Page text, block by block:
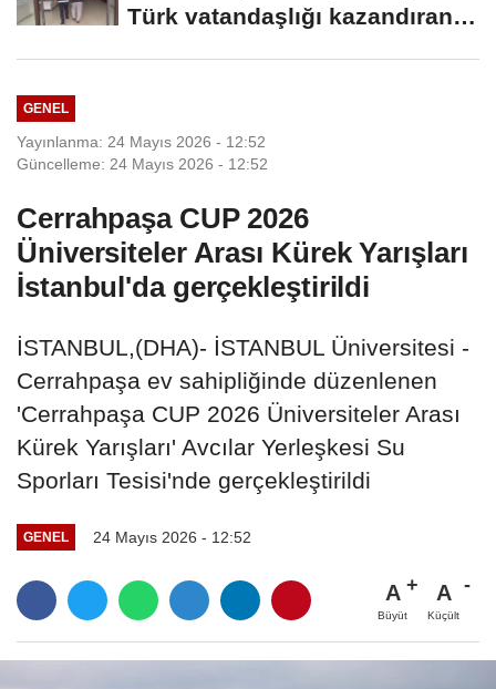
Türk vatandaşlığı kazandıran
GENEL
Yayınlanma: 24 Mayıs 2026 - 12:52
Güncelleme: 24 Mayıs 2026 - 12:52
Cerrahpaşa CUP 2026
Üniversiteler Arası Kürek Yarışları
İstanbul'da gerçekleştirildi
İSTANBUL,(DHA)- İSTANBUL Üniversitesi -
Cerrahpaşa ev sahipliğinde düzenlenen
'Cerrahpaşa CUP 2026 Üniversiteler Arası
Kürek Yarışları' Avcılar Yerleşkesi Su
Sporları Tesisi'nde gerçekleştirildi
GENEL 24 Mayıs 2026 - 12:52
A
Büyüt
A
Küçült